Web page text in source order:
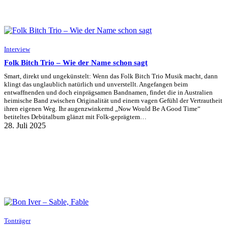
Interview
Folk Bitch Trio – Wie der Name schon sagt
Smart, direkt und ungekünstelt: Wenn das Folk Bitch Trio Musik macht, dann
klingt das unglaublich natürlich und unverstellt. Angefangen beim
entwaffnenden und doch einprägsamen Bandnamen, findet die in Australien
heimische Band zwischen Originalität und einem vagen Gefühl der Vertrautheit
ihren eigenen Weg. Ihr augenzwinkernd „Now Would Be A Good Time“
betiteltes Debütalbum glänzt mit Folk-geprägtem…
28. Juli 2025
Tonträger